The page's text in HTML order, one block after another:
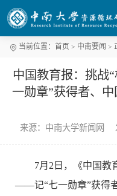
当前位置：首页 中南要闻
中国教育报：挑
一勋章”获得者、
来源：中南大学新闻网
7月2日，《中国教
——记“七一勋章”获得